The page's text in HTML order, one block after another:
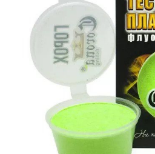
Carlige crap
Avertizoare si swingere
Pescuit Feeder, Stationar, Pluta
Lansete Feeder, Stationar, Pluta
Mulinete Feeder, Stationar, Pluta
Fire feeder, stationar
Plute si Indicatoare
Platforme feeder, suporturi,
Plumbi, cosulete, momitoare